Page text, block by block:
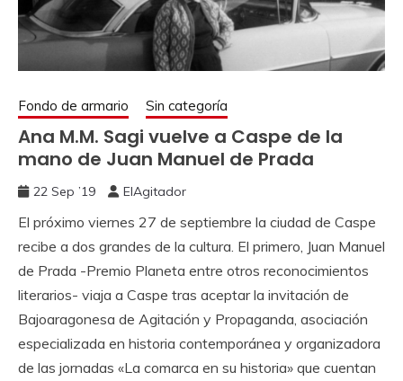
Fondo de armario Sin categoría
Ana M.M. Sagi vuelve a Caspe de la
mano de Juan Manuel de Prada
22 Sep ’19 ElAgitador
El próximo viernes 27 de septiembre la ciudad de Caspe
recibe a dos grandes de la cultura. El primero, Juan Manuel
de Prada -Premio Planeta entre otros reconocimientos
literarios- viaja a Caspe tras aceptar la invitación de
Bajoaragonesa de Agitación y Propaganda, asociación
especializada en historia contemporánea y organizadora
de las jornadas «La comarca en su historia» que cuentan